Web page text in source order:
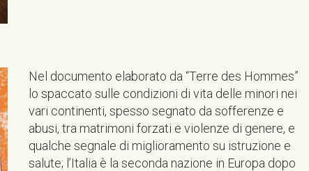
Nel documento elaborato da “Terre des Hommes”
lo spaccato sulle condizioni di vita delle minori nei
vari continenti, spesso segnato da sofferenze e
abusi, tra matrimoni forzati e violenze di genere, e
qualche segnale di miglioramento su istruzione e
salute; l’Italia è la seconda nazione in Europa dopo